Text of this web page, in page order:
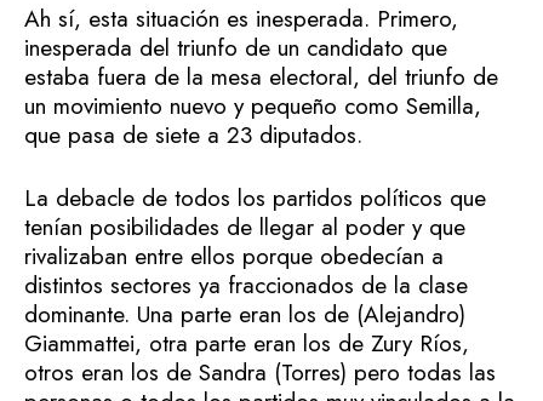
Ah sí, esta situación es inesperada. Primero,
inesperada del triunfo de un candidato que
estaba fuera de la mesa electoral, del triunfo de
un movimiento nuevo y pequeño como Semilla,
que pasa de siete a 23 diputados.
La debacle de todos los partidos políticos que
tenían posibilidades de llegar al poder y que
rivalizaban entre ellos porque obedecían a
distintos sectores ya fraccionados de la clase
dominante. Una parte eran los de (Alejandro)
Giammattei, otra parte eran los de Zury Ríos,
otros eran los de Sandra (Torres) pero todas las